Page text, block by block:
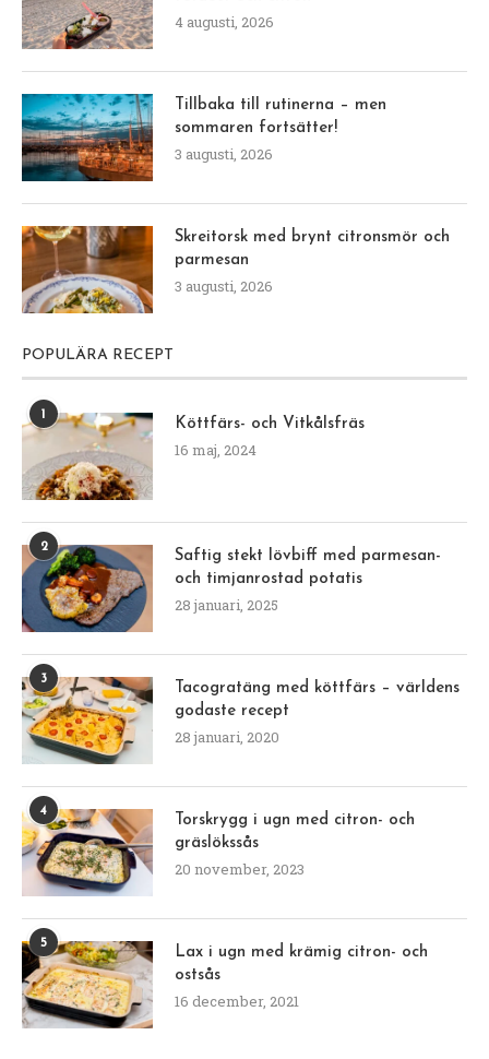
4 augusti, 2026
Tillbaka till rutinerna – men
sommaren fortsätter!
3 augusti, 2026
Skreitorsk med brynt citronsmör och
parmesan
3 augusti, 2026
POPULÄRA RECEPT
1
Köttfärs- och Vitkålsfräs
16 maj, 2024
2
Saftig stekt lövbiff med parmesan-
och timjanrostad potatis
28 januari, 2025
3
Tacogratäng med köttfärs – världens
godaste recept
28 januari, 2020
4
Torskrygg i ugn med citron- och
gräslökssås
20 november, 2023
5
Lax i ugn med krämig citron- och
ostsås
16 december, 2021